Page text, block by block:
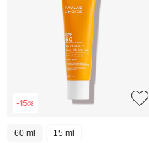
-15%
60 ml 15 ml